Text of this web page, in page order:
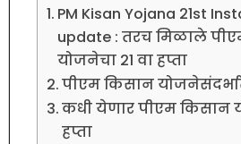
PM Kisan Yojana 21st
update : तरच मिळाले
योजनेचा 21 वा हप्ता
पीएम किसान
कधी येणार पीएम किसान
हप्ता